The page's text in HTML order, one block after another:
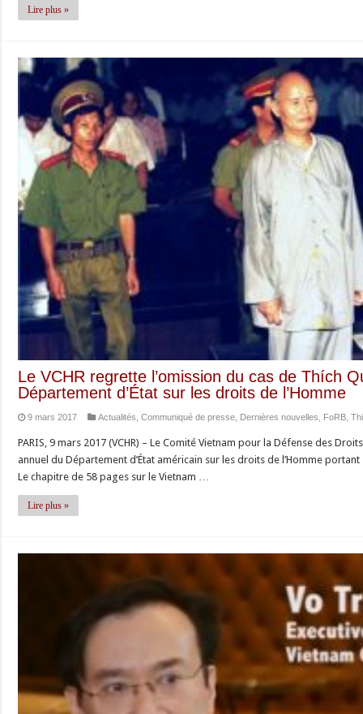
Lire plus »
Le VCHR regrette l’omission du cas de Thích
Département d’État sur les droits de l’Homme
9 mars 2017 Actualités ,Communiqué de presse Dernières nouvelles FoRB ,
PARIS, 9 mars 2017 (VCHR) – Le Comité Vietnam pour la Défense des
annuel du Département d’État américain sur les droits de l’Homme
Le chapitre de 58 pages sur le Vietnam …
Lire plus »